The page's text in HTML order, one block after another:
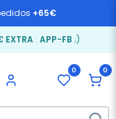
+65€
EXTRA: APP-FB ;)
0 0